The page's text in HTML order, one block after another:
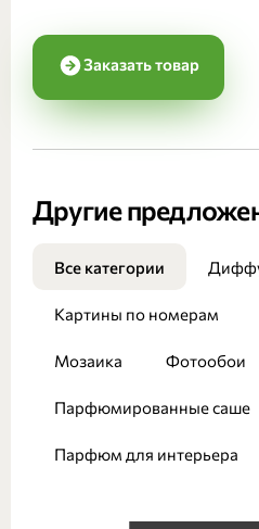
Заказать товар
Другие
Все категории
Картины по номерам
Мозаика Фотообои
Парфюмированные саше
Парфюм для интерьера